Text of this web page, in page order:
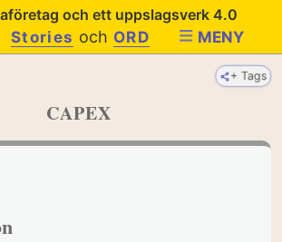
och ett uppslagsverk 4.0
Stories och ORD MENY
+ Tags
CAPEX